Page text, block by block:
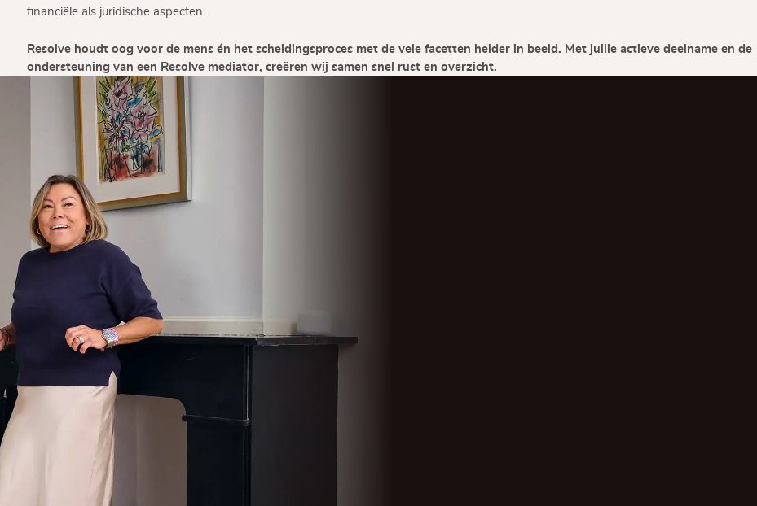
financiële als juridische aspecten.
Resolve houdt oog voor de mens én het scheidingsproces met de vele facetten helder in beeld. Met jullie actieve deelname en de
ondersteuning van een Resolve mediator, creëren wij samen snel rust en overzicht.